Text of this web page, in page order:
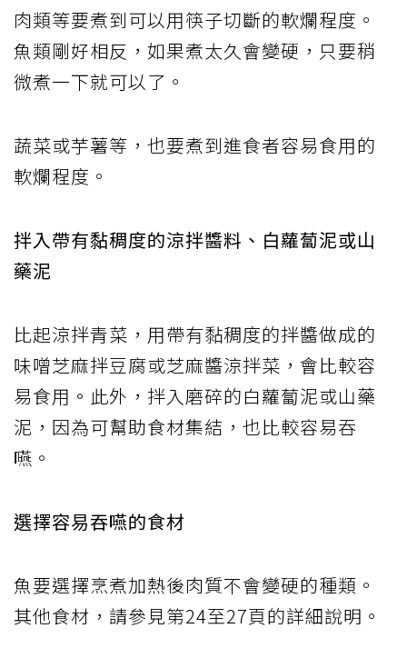
肉類等要煮到可以用筷子切斷的軟爛程度。
魚類剛好相反，如果煮太久會變硬，只要稍
微煮一下就可以了。
蔬菜或芋薯等，也要煮到進食者容易食用的
軟爛程度。
拌入帶有黏稠度的涼拌醬料、白蘿蔔泥或山
藥泥
比起涼拌青菜，用帶有黏稠度的拌醬做成的
味噌芝麻拌豆腐或芝麻醬涼拌菜，會比較容
易食用。此外，拌入磨碎的白蘿蔔泥或山藥
泥，因為可幫助食材集結，也比較容易吞
嚥。
選擇容易吞嚥的食材
魚要選擇烹煮加熱後肉質不會變硬的種類。
其他食材，請參見第24至27頁的詳細說明。